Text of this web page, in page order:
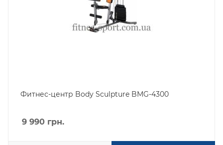
Фитнес-центр Body Sculpture BMG-4300
9 990 грн.